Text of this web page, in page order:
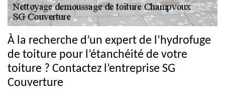
À la recherche d’un expert de l’hydrofuge
de toiture pour l’étanchéité de votre
toiture ? Contactez l’entreprise SG
Couverture